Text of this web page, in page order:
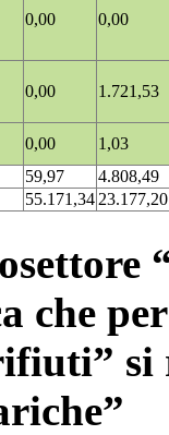
0,00 0,00
0,00 1.721,53
0,00
1,03
59,97
4.808,49
55.171,3423.177,20
che